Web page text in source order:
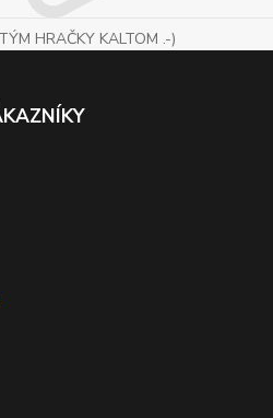
HRAČKY KALTOM .-)